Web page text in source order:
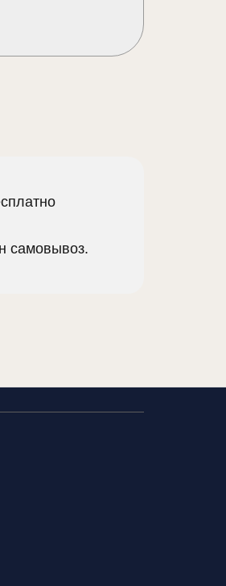
самовывоз.